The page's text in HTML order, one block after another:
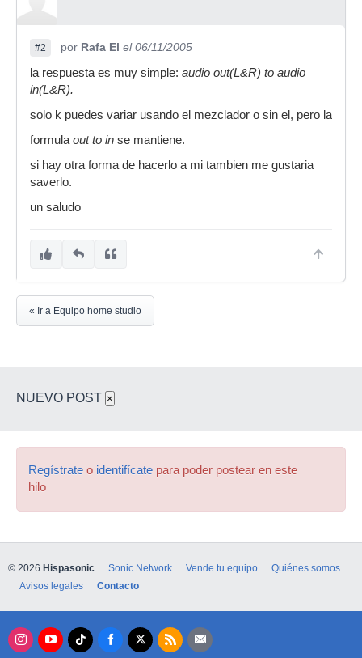
#2 por Rafa El el 06/11/2005
la respuesta es muy simple: audio out(L&R) to audio
in(L&R).
solo k puedes variar usando el mezclador o sin el, pero la
formula out to in se mantiene.
si hay otra forma de hacerlo a mi tambien me gustaria
saverlo.
un saludo
« Ir a Equipo home studio
NUEVO POST ×
Regístrate o identifícate para poder postear en este
hilo
© 2026 Hispasonic Sonic Network Vende tu equipo
Quiénes somos
Avisos legales
Contacto